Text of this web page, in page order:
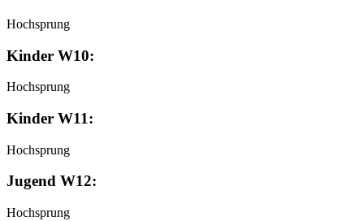
Hochsprung
Kinder W10:
Hochsprung
Kinder W11:
Hochsprung
Jugend W12:
Hochsprung